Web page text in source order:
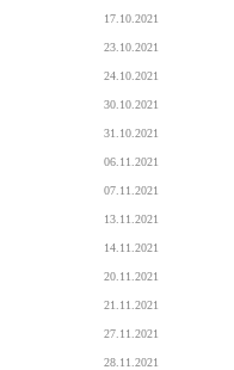
17.10.2021
23.10.2021
24.10.2021
30.10.2021
31.10.2021
06.11.2021
07.11.2021
13.11.2021
14.11.2021
20.11.2021
21.11.2021
27.11.2021
28.11.2021